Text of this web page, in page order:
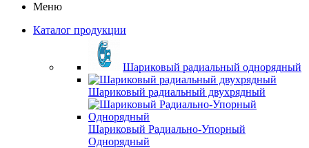
Меню
Каталог продукции
Шариковый радиальный однорядный
Шариковый радиальный двухрядный
Шариковый Радиально-Упорный
Однорядный